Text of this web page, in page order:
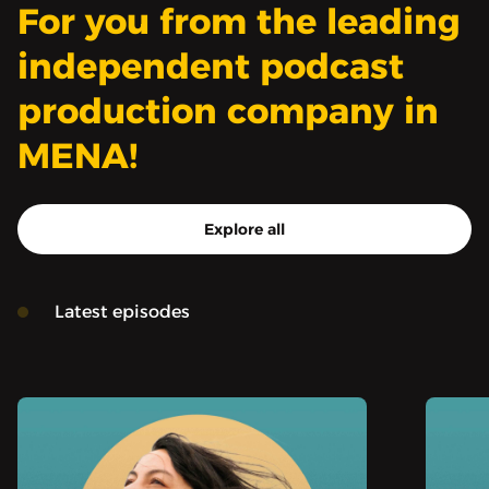
على الجنسية الأردنية،
وتجربة العيش في مكان
مستقر لمدة طويلة للمرة
الأولى منذ سنوات، لكن
For you from the leading
independent podcast
production company in
MENA!
Explore all
Latest episodes